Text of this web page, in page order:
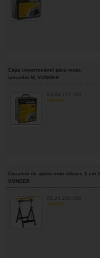
Capa impermeável para moto,
tamanho M, VONDER
63.64.122.203
VONDER
Cavalete de apoio com roletes 3 em 1,
VONDER
68.24.200.000
VONDER